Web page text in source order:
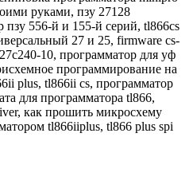
руками, пзу 27128
пзу 556-й и 155-й серий, tl866cs
27 и 25, firmware cs-
10, программатор для уф
программирование на
plus, tl866ii cs, программатор
для программатора tl866,
, как прошить микросхему
tl866iiplus, tl866 plus spi